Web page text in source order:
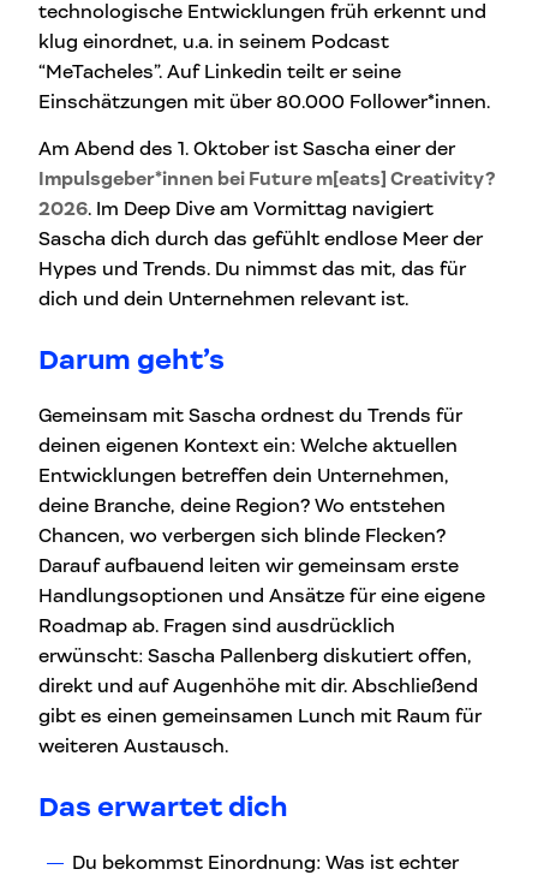
technologische Entwicklungen früh erkennt und
klug einordnet, u.a. in seinem Podcast
“MeTacheles”. Auf Linkedin teilt er seine
Einschätzungen mit über 80.000 Follower*innen.
Am Abend des 1. Oktober ist Sascha einer der
Impulsgeber*innen bei Future m[eats] Creativity?
2026. Im Deep Dive am Vormittag navigiert
Sascha dich durch das gefühlt endlose Meer der
Hypes und Trends. Du nimmst das mit, das für
dich und dein Unternehmen relevant ist.
Darum geht’s
Gemeinsam mit Sascha ordnest du Trends für
deinen eigenen Kontext ein: Welche aktuellen
Entwicklungen betreffen dein Unternehmen,
deine Branche, deine Region? Wo entstehen
Chancen, wo verbergen sich blinde Flecken?
Darauf aufbauend leiten wir gemeinsam erste
Handlungsoptionen und Ansätze für eine eigene
Roadmap ab. Fragen sind ausdrücklich
erwünscht: Sascha Pallenberg diskutiert offen,
direkt und auf Augenhöhe mit dir. Abschließend
gibt es einen gemeinsamen Lunch mit Raum für
weiteren Austausch.
Das erwartet dich
Du bekommst Einordnung: Was ist echter